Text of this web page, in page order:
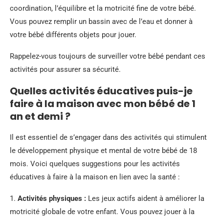
coordination, l’équilibre et la motricité fine de votre bébé.
Vous pouvez remplir un bassin avec de l’eau et donner à
votre bébé différents objets pour jouer.
Rappelez-vous toujours de surveiller votre bébé pendant ces
activités pour assurer sa sécurité.
Quelles activités éducatives puis-je
faire à la maison avec mon bébé de 1
an et demi ?
Il est essentiel de s’engager dans des activités qui stimulent
le développement physique et mental de votre bébé de 18
mois. Voici quelques suggestions pour les activités
éducatives à faire à la maison en lien avec la santé :
1. Activités physiques : Les jeux actifs aident à améliorer la
motricité globale de votre enfant. Vous pouvez jouer à la